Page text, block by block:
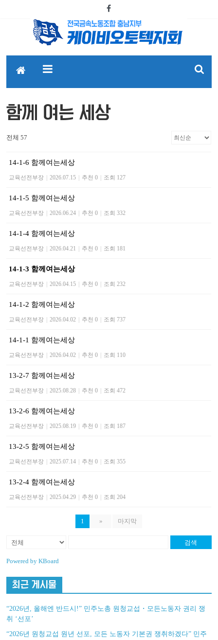
함께 여는 세상
전체 57
14-1-6 함께여는세상
교육선전부장 2026.07.15 추천 0 조회 127
14-1-5 함께여는세상
교육선전부장 2026.06.24 추천 0 조회 332
14-1-4 함께여는세상
교육선전부장 2026.04.21 추천 0 조회 181
14-1-3 함께여는세상
교육선전부장 2026.04.15 추천 0 조회 232
14-1-2 함께여는세상
교육선전부장 2026.04.02 추천 0 조회 737
14-1-1 함께여는세상
교육선전부장 2026.04.02 추천 0 조회 110
13-2-7 함께여는세상
교육선전부장 2025.08.28 추천 0 조회 472
13-2-6 함께여는세상
교육선전부장 2025.08.19 추천 0 조회 187
13-2-5 함께여는세상
교육선전부장 2025.07.14 추천 0 조회 355
13-2-4 함께여는세상
교육선전부장 2025.04.29 추천 0 조회 204
1 » 마지막
검색
Powered by KBoard
최근 게시물
“2026년, 올해엔 반드시!” 민주노총 원청교섭・모든노동자 권리 쟁
취 ‘선포’
“2026년 원청교섭 원년 선포, 모든 노동자 기본권 쟁취하겠다” 민주